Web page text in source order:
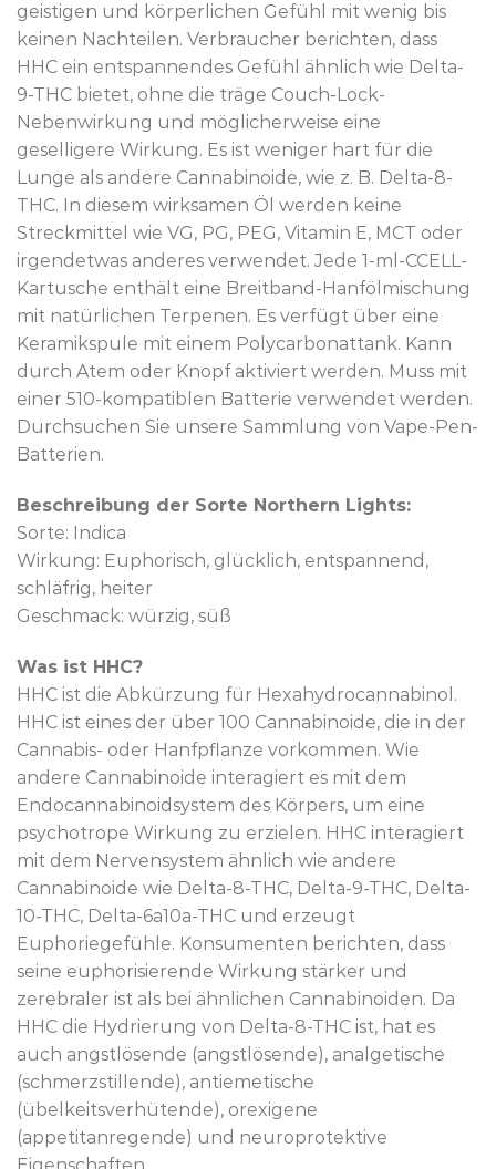
geistigen und körperlichen Gefühl mit wenig bis
keinen Nachteilen. Verbraucher berichten, dass
HHC ein entspannendes Gefühl ähnlich wie Delta-
9-THC bietet, ohne die träge Couch-Lock-
Nebenwirkung und möglicherweise eine
geselligere Wirkung. Es ist weniger hart für die
Lunge als andere Cannabinoide, wie z. B. Delta-8-
THC. In diesem wirksamen Öl werden keine
Streckmittel wie VG, PG, PEG, Vitamin E, MCT oder
irgendetwas anderes verwendet. Jede 1-ml-CCELL-
Kartusche enthält eine Breitband-Hanfölmischung
mit natürlichen Terpenen. Es verfügt über eine
Keramikspule mit einem Polycarbonattank. Kann
durch Atem oder Knopf aktiviert werden. Muss mit
einer 510-kompatiblen Batterie verwendet werden.
Durchsuchen Sie unsere Sammlung von Vape-Pen-
Batterien.
Beschreibung der Sorte Northern Lights:
Sorte: Indica
Wirkung: Euphorisch, glücklich, entspannend,
schläfrig, heiter
Geschmack: würzig, süß
Was ist HHC?
HHC ist die Abkürzung für Hexahydrocannabinol.
HHC ist eines der über 100 Cannabinoide, die in der
Cannabis- oder Hanfpflanze vorkommen. Wie
andere Cannabinoide interagiert es mit dem
Endocannabinoidsystem des Körpers, um eine
psychotrope Wirkung zu erzielen. HHC interagiert
mit dem Nervensystem ähnlich wie andere
Cannabinoide wie Delta-8-THC, Delta-9-THC, Delta-
10-THC, Delta-6a10a-THC und erzeugt
Euphoriegefühle. Konsumenten berichten, dass
seine euphorisierende Wirkung stärker und
zerebraler ist als bei ähnlichen Cannabinoiden. Da
HHC die Hydrierung von Delta-8-THC ist, hat es
auch angstlösende (angstlösende), analgetische
(schmerzstillende), antiemetische
(übelkeitsverhütende), orexigene
(appetitanregende) und neuroprotektive